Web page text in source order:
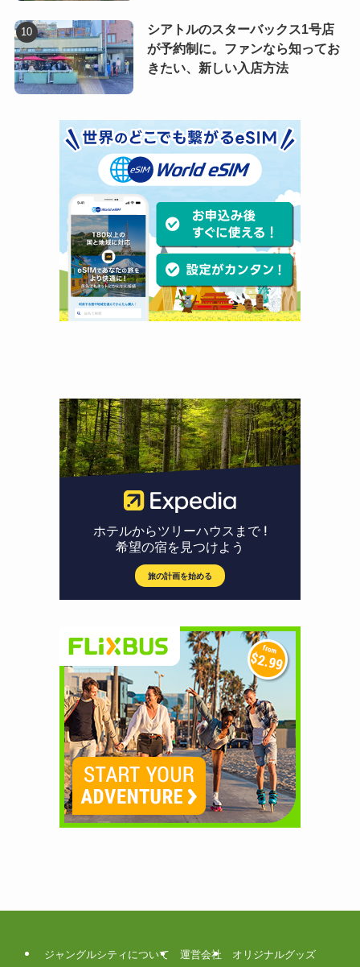
シアトルのスターバックス1号店
が予約制に。ファンなら知ってお
きたい、新しい入店方法
ジャングルシティについて 運営会社 オリジナルグッズ